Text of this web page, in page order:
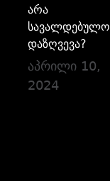
არა
სავალდებულო
დაზღვევა?
აპრილი 10,
2024